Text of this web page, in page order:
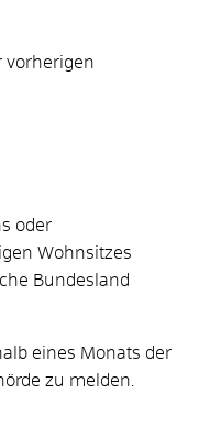
vorherigen
oder
Wohnsitzes
Bundesland
eines Monats der
zu melden.